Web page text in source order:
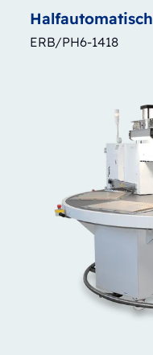
Halfautomatisch
ERB/PH6-1418